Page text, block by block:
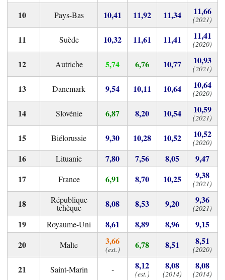
Pays-Bas 10,41 11,92 11,34 11,66
(2021)
Suède 10,32 11,61 11,41 11,41
(2020)
Autriche 5,74 6,76 10,77 10,93
(2021)
Danemark 9,54 10,11 10,64 10,64
(2020)
Slovénie 6,87 8,20 10,54 10,59
(2021)
Biélorussie 9,30 10,28 10,52 10,52
(2020)
Lituanie 7,80 7,56 8,05 9,47
France 6,91 8,70 10,25 9,38
(2021)
République
tchèque 8,08 8,53 9,20 9,36
(2021)
Royaume-Uni 8,61 8,89 8,96 9,15
Malte 3,66
(est.) 6,78 8,51 8,51
(2020)
Saint-Marin - 8,12
(est.)
8,08
(2014)
8,08
(2014)